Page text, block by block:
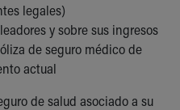
legales)
y sobre sus ingresos
de seguro médico de
actual
de salud asociado a su